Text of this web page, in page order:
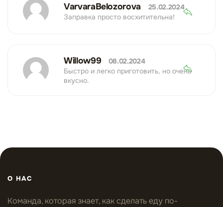
VarvaraBelozorova
25.02.2024
Заправка просто восхитительна!
Willow99
08.02.2024
Быстро и легко приготовить, но очень
вкусно.
О НАС
Команда, которая знает, как сделать еду по-